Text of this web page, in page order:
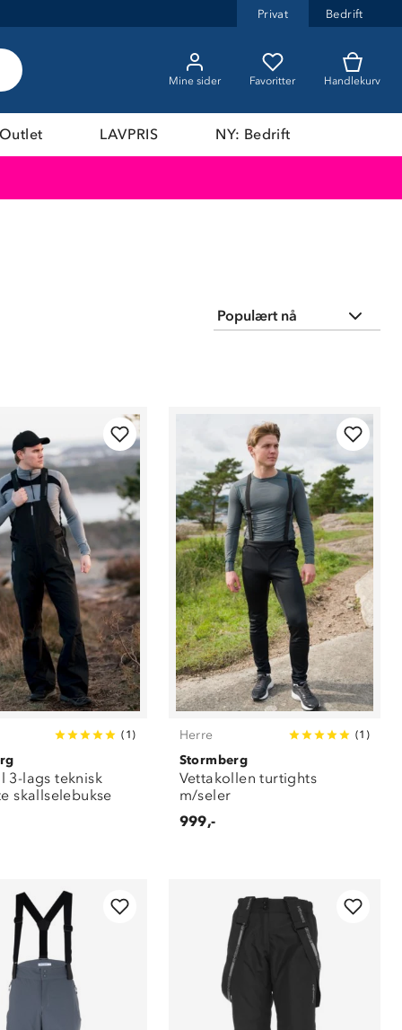
Privat Bedrift
Mine sider Favoritter Handlekurv
Outlet LAVPRIS NY: Bedrift
( 1 )
3-lags teknisk
skallselebukse
Herre (1 )
Stormberg
Vettakollen turtights
m/seler
999,-